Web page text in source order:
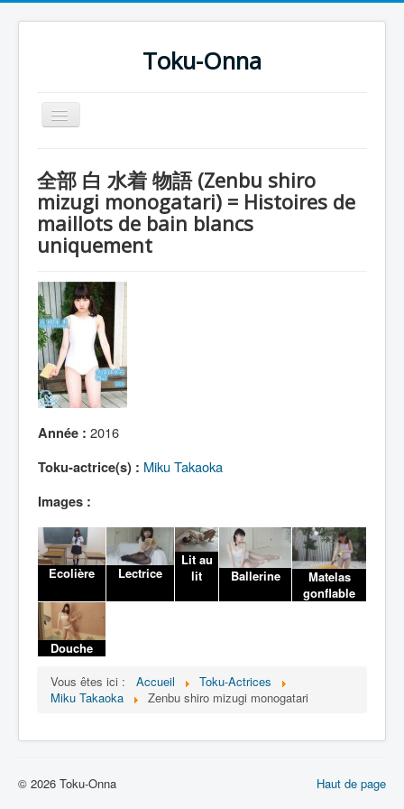
Toku-Onna
Basculer
la
Toku-Actrices
Toku-Critiques
Séries
Films
COSAA
Dessins
Artiste Asperger
Lexique
全部 白 水着 物語 (Zenbu shiro
mizugi monogatari) = Histoires de
maillots de bain blancs
uniquement
Année : 2016
Toku-actrice(s) : Miku Takaoka
Images :
Ecolière Lectrice
Lit au
lit
Ballerine
Matelas
gonflable
Douche
Vous êtes ici :
Accueil
Toku-Actrices
Miku Takaoka
Zenbu shiro mizugi monogatari
Haut de page
© 2026 Toku-Onna